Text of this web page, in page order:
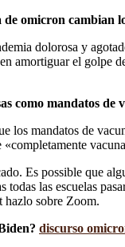
omicron cambian
dolorosa y
amortiguar el golpe
como mandatos de
los mandatos de
Es possible que
todas las escuelas
hazlo sobre Zoom.
discurso